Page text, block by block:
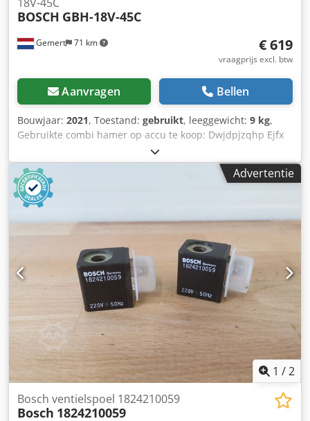
Gemert 71 km
BOSCH GBH-18V-45C
€ 619
vraagprijs excl. btw
Aanvragen Bellen
Bouwjaar: 2021, Toestand: gebruikt, leeggewicht: 9 kg,
Gebruikte combi hamer op accu te koop: Dwjdpjzqhp Ejfx
Ag Rea Ideaal voor het zware werk. Niet afhankelijk van
stroom. Bouwjaar: 2021 incl. 2 accu's (12ah), lader en
koffer. Boren en breken. 3 snelheden. Prijs: € 750,- incl.
BTW Meerdere op voorraad!
Advertentie
1 /2
Bosch ventielspoel 1824210059
Bosch 1824210059